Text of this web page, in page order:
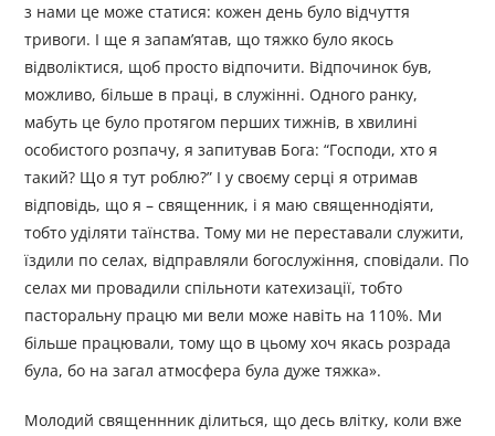
з нами це може статися: кожен день було відчуття
тривоги. І ще я запам’ятав, що тяжко було якось
відволіктися, щоб просто відпочити. Відпочинок був,
можливо, більше в праці, в служінні. Одного ранку,
мабуть це було протягом перших тижнів, в хвилині
особистого розпачу, я запитував Бога: “Господи, хто я
такий? Що я тут роблю?” І у своєму серці я отримав
відповідь, що я – священник, і я маю священнодіяти,
тобто уділяти таїнства. Тому ми не переставали служити,
їздили по селах, відправляли богослужіння, сповідали. По
селах ми провадили спільноти катехизації, тобто
пасторальну працю ми вели може навіть на 110%. Ми
більше працювали, тому що в цьому хоч якась розрада
була, бо на загал атмосфера була дуже тяжка».
Молодий священнник ділиться, що десь влітку, коли вже